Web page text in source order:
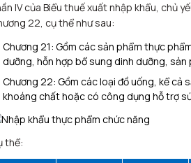
IV của Biểu thuế xuất nhập khẩu, chủ
22, cụ thể như sau:
Chương 21: Gồm các sản phẩm thực
dưỡng, hỗn hợp bổ sung dinh dưỡng, sản
Chương 22: Gồm các loại đồ uống, kể cả
khoáng chất hoặc có công dụng hỗ trợ
thể: